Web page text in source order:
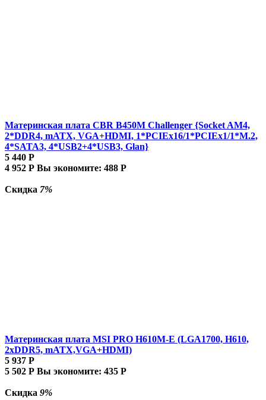
Материнская плата CBR B450M Challenger {Socket AM4,
2*DDR4, mATX, VGA+HDMI, 1*PCIEx16/1*PCIEx1/1*M.2,
4*SATA3, 4*USB2+4*USB3, Glan}
5 440 Р
4 952 Р Вы экономите: 488 Р
Скидка 7%
Материнская плата MSI PRO H610M-E (LGA1700, H610,
2xDDR5, mATX,VGA+HDMI)
5 937 Р
5 502 Р Вы экономите: 435 Р
Скидка 9%